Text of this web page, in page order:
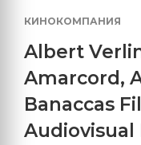
КИНОКОМПАНИЯ
Albert
Amarcord ,
Banaccas